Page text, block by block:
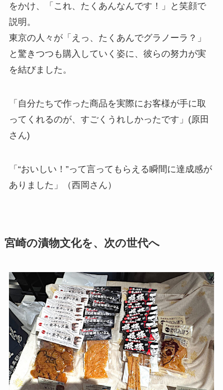
をかけ、「これ、たくあんなんです！」と笑顔で
説明。
東京の人々が「えっ、たくあんでグラノーラ？」
と驚きつつも購入していく姿に、彼らの努力が実
を結びました。
「自分たちで作った商品を実際にお客様が手に取
ってくれるのが、すごくうれしかったです」(原田
さん)
「“おいしい！”って言ってもらえる瞬間に達成感が
ありました」（西岡さん）
宮崎の漬物文化を、次の世代へ